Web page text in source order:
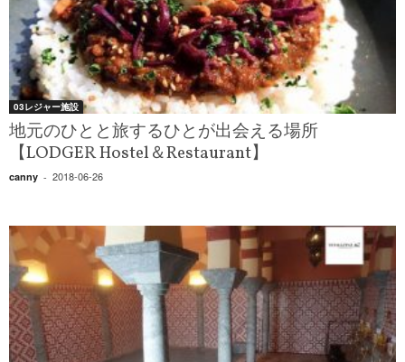
03レジャー施設
地元のひとと旅するひとが出会える場所
【LODGER Hostel＆Restaurant】
canny - 2018-06-26